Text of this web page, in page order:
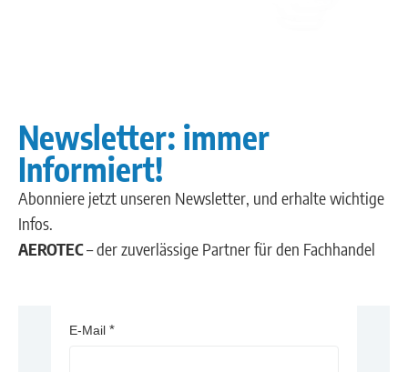
Newsletter: immer
Informiert!
Abonniere jetzt unseren Newsletter, und erhalte wichtige
Infos.
AEROTEC– der zuverlässige Partner für den Fachhandel
E-Mail